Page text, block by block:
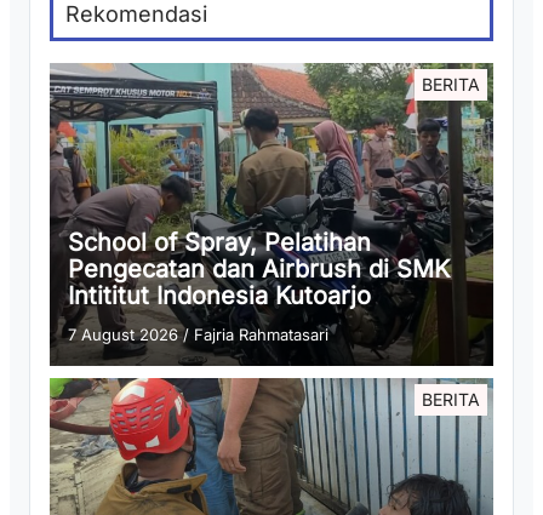
Rekomendasi
BERITA
School of Spray, Pelatihan
Pengecatan dan Airbrush di SMK
Intititut Indonesia Kutoarjo
7 August 2026/ Fajria Rahmatasari
BERITA